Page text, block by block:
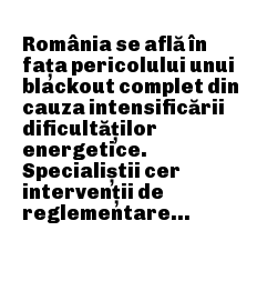
România se află în
fața pericolului unui
blackout complet din
cauza intensificării
dificultăților
energetice.
Specialiștii cer
intervenții de
reglementare…